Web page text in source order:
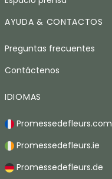
AYUDA & CONTACTOS
Preguntas frecuentes
Contáctenos
IDIOMAS
Promessedefleurs.com
Promessedefleurs.ie
Promessedefleurs.de